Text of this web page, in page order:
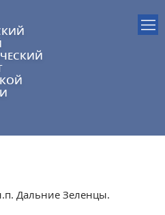
Дальние Зеленцы.